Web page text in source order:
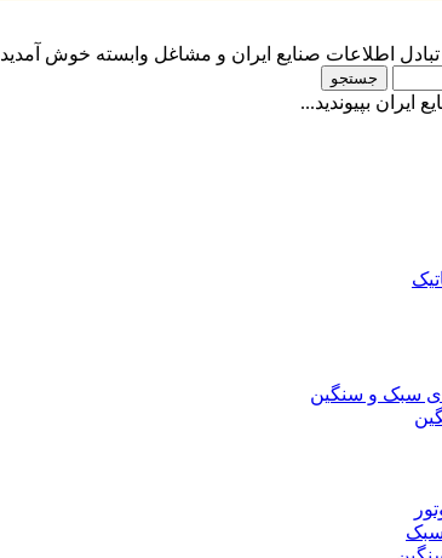
اطلاعات صنایع ایران و مشاغل وابسته خوش آمدید
بپیوندید...
سبک و سنگین
سبک